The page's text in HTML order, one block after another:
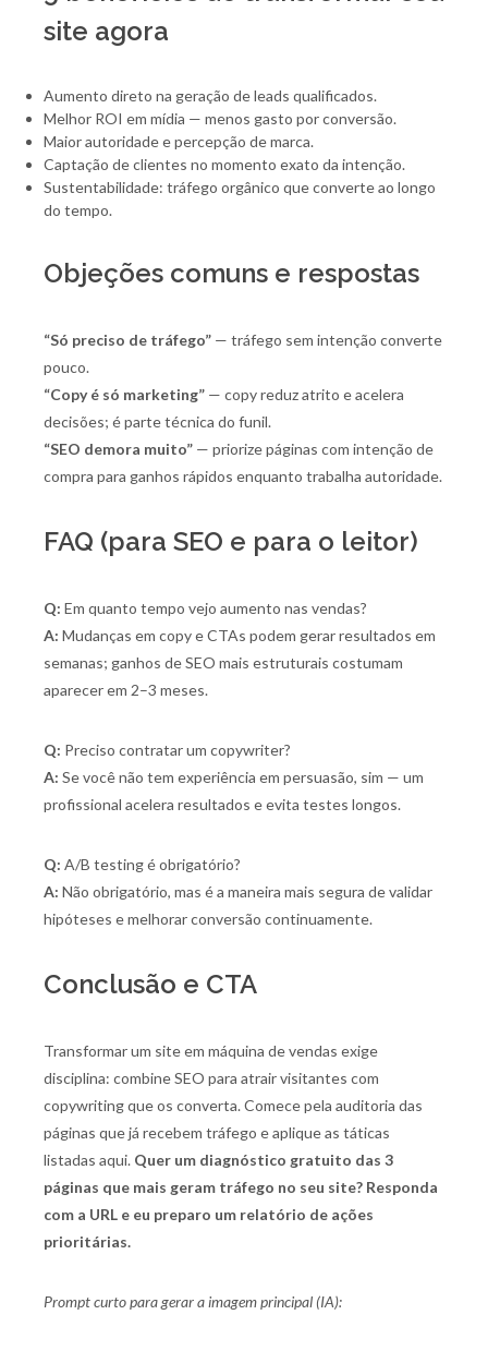
site agora
Aumento direto na geração de leads qualificados.
Melhor ROI em mídia — menos gasto por conversão.
Maior autoridade e percepção de marca.
Captação de clientes no momento exato da intenção.
Sustentabilidade: tráfego orgânico que converte ao longo
do tempo.
Objeções comuns e respostas
“Só preciso de tráfego” — tráfego sem intenção converte
pouco.
“Copy é só marketing” — copy reduz atrito e acelera
decisões; é parte técnica do funil.
“SEO demora muito” — priorize páginas com intenção de
compra para ganhos rápidos enquanto trabalha autoridade.
FAQ (para SEO e para o leitor)
Q: Em quanto tempo vejo aumento nas vendas?
A: Mudanças em copy e CTAs podem gerar resultados em
semanas; ganhos de SEO mais estruturais costumam
aparecer em 2–3 meses.
Q: Preciso contratar um copywriter?
A: Se você não tem experiência em persuasão, sim — um
profissional acelera resultados e evita testes longos.
Q: A/B testing é obrigatório?
A: Não obrigatório, mas é a maneira mais segura de validar
hipóteses e melhorar conversão continuamente.
Conclusão e CTA
Transformar um site em máquina de vendas exige
disciplina: combine SEO para atrair visitantes com
copywriting que os converta. Comece pela auditoria das
páginas que já recebem tráfego e aplique as táticas
listadas aqui. Quer um diagnóstico gratuito das 3
páginas que mais geram tráfego no seu site? Responda
com a URL e eu preparo um relatório de ações
prioritárias.
Prompt curto para gerar a imagem principal (IA):